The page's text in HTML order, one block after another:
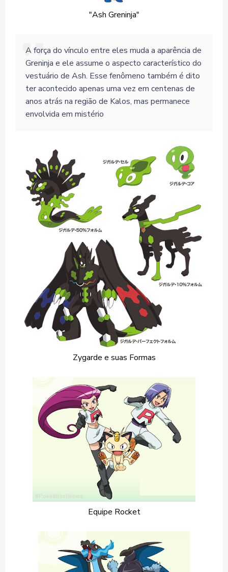
"Ash Greninja"
A força do vínculo entre eles muda a aparência de
Greninja e ele assume o aspecto característico do
vestuário de Ash. Esse fenômeno também é dito
ter acontecido apenas uma vez em centenas de
anos atrás na região de Kalos, mas permanece
envolvida em mistério
Zygarde e suas Formas
Equipe Rocket